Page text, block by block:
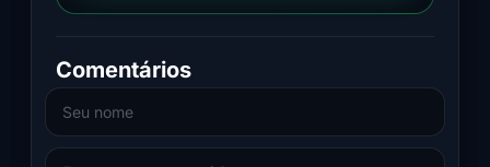
Comentários